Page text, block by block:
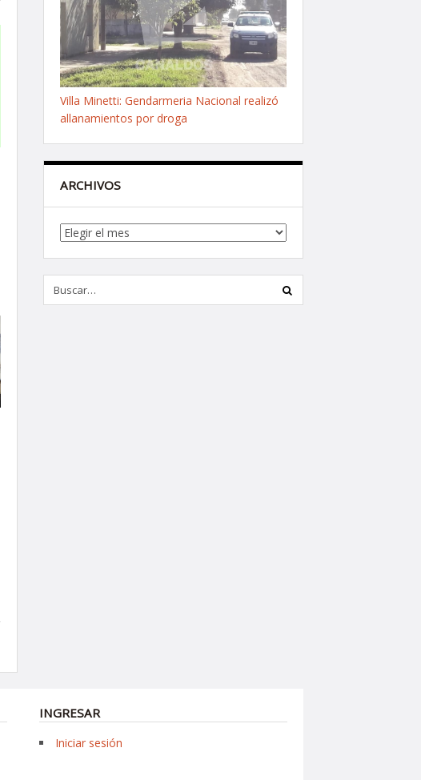
Villa Minetti: Gendarmeria Nacional realizó
allanamientos por droga
ARCHIVOS
Archivos
INGRESAR
Iniciar sesión